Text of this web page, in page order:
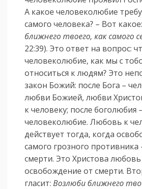
А какое человеколюбие
самого человека? – Вот
ближнего твоего, как самого
22:39). Это ответ на вопрос:
человеколюбие, как мы с
относиться к людям? Это
закон Божий: после Бога –
любви Божией, любви
к человеку; после боголюбия –
человеколюбие. Любовь к
действует тогда, когда
самого грозного противника
смерти. Это Христова любовь
освобождение от смерти.
гласит:Возлюби ближнего